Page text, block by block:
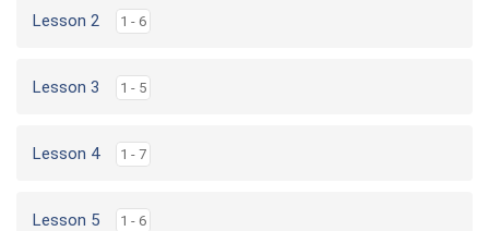
Lesson 2 1 - 6
Lesson 3 1 - 5
Lesson 4 1 - 7
Lesson 5 1 - 6